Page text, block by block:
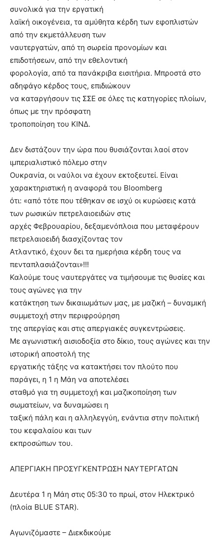
συνολικά για την εργατική
λαϊκή οικογένεια, τα αμύθητα κέρδη των εφοπλιστών
από την εκμετάλλευση των
ναυτεργατών, από τη σωρεία προνομίων και
επιδοτήσεων, από την εθελοντική
φορολογία, από τα πανάκριβα εισιτήρια. Μπροστά στο
αδηφάγο κέρδος τους, επιδιώκουν
να καταργήσουν τις ΣΣΕ σε όλες τις κατηγορίες πλοίων,
όπως με την πρόσφατη
τροποποίηση του ΚΙΝΔ.
Δεν διστάζουν την ώρα που θυσιάζονται λαοί στον
ιμπεριαλιστικό πόλεμο στην
Ουκρανία, οι ναύλοι να έχουν εκτοξευτεί. Είναι
χαρακτηριστική η αναφορά του Bloomberg
ότι: «από τότε που τέθηκαν σε ισχύ οι κυρώσεις κατά
των ρωσικών πετρελαιοειδών στις
αρχές Φεβρουαρίου, δεξαμενόπλοια που μεταφέρουν
πετρελαιοειδή διασχίζοντας τον
Ατλαντικό, έχουν δει τα ημερήσια κέρδη τους να
πενταπλασιάζονται»!!!
Καλούμε τους ναυτεργάτες να τιμήσουμε τις θυσίες και
τους αγώνες για την
κατάκτηση των δικαιωμάτων μας, με μαζική – δυναμική
συμμετοχή στην περιφρούρηση
της απεργίας και στις απεργιακές συγκεντρώσεις.
Με αγωνιστική αισιοδοξία στο δίκιο, τους αγώνες και την
ιστορική αποστολή της
εργατικής τάξης να κατακτήσει τον πλούτο που
παράγει, η 1 η Μάη να αποτελέσει
σταθμό για τη συμμετοχή και μαζικοποίηση των
σωματείων, να δυναμώσει η
ταξική πάλη και η αλληλεγγύη, ενάντια στην πολιτική
του κεφαλαίου και των
εκπροσώπων του.
ΑΠΕΡΓΙΑΚΗ ΠΡΟΣΥΓΚΕΝΤΡΩΣΗ ΝΑΥΤΕΡΓΑΤΩΝ
Δευτέρα 1 η Μάη στις 05:30 το πρωί, στον Ηλεκτρικό
(πλοία BLUE STAR).
Αγωνιζόμαστε – Διεκδικούμε